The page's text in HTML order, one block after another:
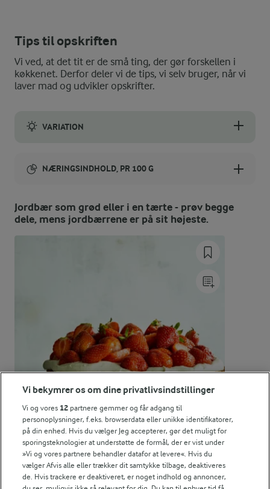
Tips til opskriften
Vi ved, at det tit er de små ting, der gør forskellen i
køkkenet. Derfor deler vi de tips, vi selv bruger, når vi
laver mad og udvikler opskrifter.
VARIATION
NÆRINGSINDHOLD, PR 100 G
Energiindhold:
245 kJ / 59 kcal
Protein:
1,2 g
Kulhydrat:
12,8 g
Jordbær som grød eller i en tærte - prøv begge
dele, mens jordbærrene er på sit højeste.
Vi bekymrer os om dine privatlivsindstillinger
Vi og vores 12 partnere gemmer og får adgang til
personoplysninger, f.eks. browserdata eller unikke identifikatorer,
på din enhed. Hvis du vælger Jeg accepterer, gør det muligt for
sporingsteknologier at understøtte de formål, der er vist under
»Vi og vores partnere behandler datafor at levere«. Hvis du
vælger Afvis alle eller trækker dit samtykke tilbage, deaktiveres
de. Hvis trackere er deaktiveret, er noget indhold og annoncer,